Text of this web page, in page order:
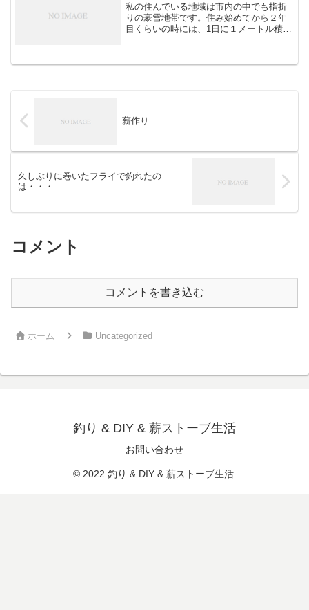
私の住んでいる地域は市内の中でも指折
りの豪雪地帯です。住み始めてから２年
目くらいの時には、1日に１メートル積も
薪作り
久しぶりに巻いたフライで釣れたの
は・・・
コメント
コメントを書き込む
ホーム Uncategorized
釣り & DIY & 薪ストーブ生活
お問い合わせ
© 2022 釣り & DIY & 薪ストーブ生活.